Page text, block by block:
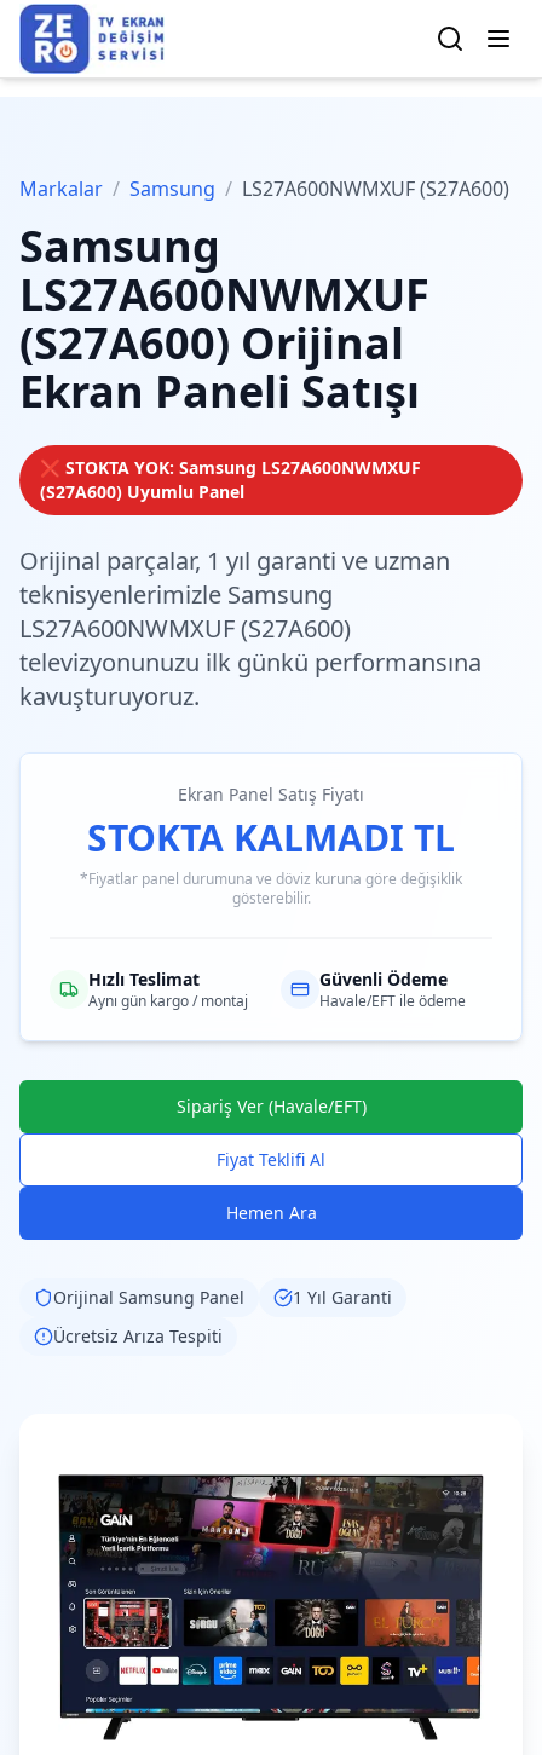
Markalar / Samsung / LS27A600NWMXUF (S27A600)
Samsung
LS27A600NWMXUF
(S27A600) Orijinal
Ekran Paneli Satışı
❌ STOKTA YOK: Samsung LS27A600NWMXUF
(S27A600) Uyumlu Panel
Orijinal parçalar, 1 yıl garanti ve uzman
teknisyenlerimizle Samsung
LS27A600NWMXUF (S27A600)
televizyonunuzu ilk günkü performansına
kavuşturuyoruz.
Ekran Panel Satış Fiyatı
STOKTA KALMADI TL
*Fiyatlar panel durumuna ve döviz kuruna göre değişiklik
gösterebilir.
Hızlı Teslimat
Aynı gün kargo / montaj
Güvenli Ödeme
Havale/EFT ile ödeme
Sipariş Ver (Havale/EFT)
Fiyat Teklifi Al
Hemen Ara
Orijinal Samsung Panel
1 Yıl Garanti
Ücretsiz Arıza Tespiti